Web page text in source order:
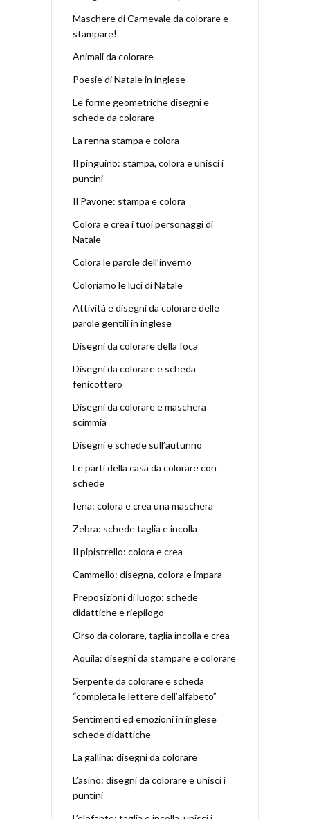
Maschere di Carnevale da colorare e
stampare!
Animali da colorare
Poesie di Natale in inglese
Le forme geometriche disegni e
schede da colorare
La renna stampa e colora
Il pinguino: stampa, colora e unisci i
puntini
Il Pavone: stampa e colora
Colora e crea i tuoi personaggi di
Natale
Colora le parole dell’inverno
Coloriamo le luci di Natale
Attività e disegni da colorare delle
parole gentili in inglese
Disegni da colorare della foca
Disegni da colorare e scheda
fenicottero
Disegni da colorare e maschera
scimmia
Disegni e schede sull’autunno
Le parti della casa da colorare con
schede
Iena: colora e crea una maschera
Zebra: schede taglia e incolla
Il pipistrello: colora e crea
Cammello: disegna, colora e impara
Preposizioni di luogo: schede
didattiche e riepilogo
Orso da colorare, taglia incolla e crea
Aquila: disegni da stampare e colorare
Serpente da colorare e scheda
“completa le lettere dell’alfabeto”
Sentimenti ed emozioni in inglese
schede didattiche
La gallina: disegni da colorare
L’asino: disegni da colorare e unisci i
puntini